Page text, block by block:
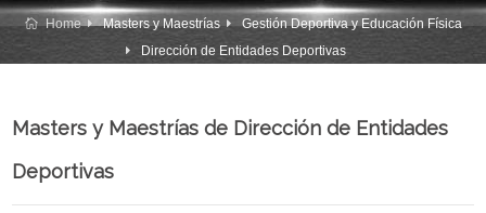
Home Masters y Maestrías
Gestión Deportiva y Educación Física
Dirección de Entidades Deportivas
Masters y Maestrías de Dirección de Entidades
Deportivas